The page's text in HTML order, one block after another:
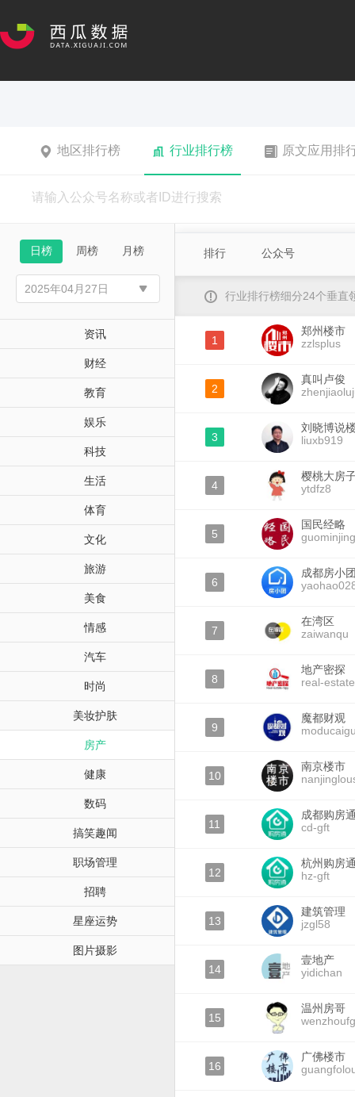
地区排行榜 行业排行榜 原文应用排
日榜 周榜 月榜
资讯
财经
教育
娱乐
科技
生活
体育
文化
旅游
美食
情感
汽车
时尚
美妆护肤
房产
健康
数码
搞笑趣闻
职场管理
招聘
星座运势
图片摄影
排行 公众号
行业排行榜细分24个垂直
1
郑州楼市
zzlsplus
2
真叫卢俊
3
刘晓博说
liuxb919
4
樱桃大房
ytdfz8
5
国民经略
6
成都房小
7
在湾区
zaiwanqu
8
地产密探
real-
9
魔都财观
10
南京楼市
11
成都购房
cd-gft
12
杭州购房
hz-gft
13
建筑管理
jzgl58
14
壹地产
yidichan
15
温州房哥
wenzhoufg
16
广佛楼市